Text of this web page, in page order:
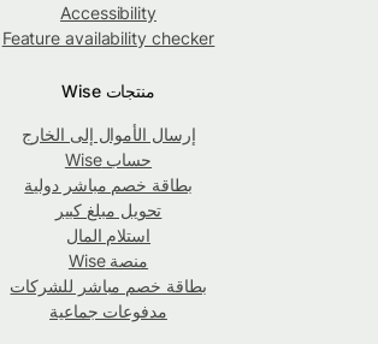
Accessibility
Feature availability checker
منتجات Wise
إرسال الأموال إلى الخارج
حساب Wise
بطاقة خصم مباشر دولية
تحويل مبلغ كبير
استلام المال
منصة Wise
بطاقة خصم مباشر للشركات
مدفوعات جماعية